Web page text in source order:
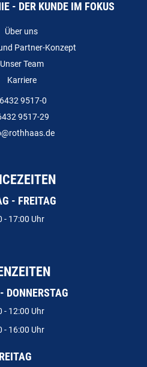
- DER KUNDE IM FOKUS
Über uns
Partner-Konzept
Unser Team
Karriere
9517-0
9517-29
- FREITAG
- 17:00 Uhr
DONNERSTAG
- 12:00 Uhr
- 16:00 Uhr